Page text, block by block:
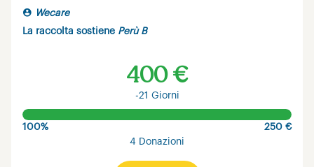
Wecare
La raccolta sostiene Perù B
400 €
-21 Giorni
100%
250 €
4 Donazioni